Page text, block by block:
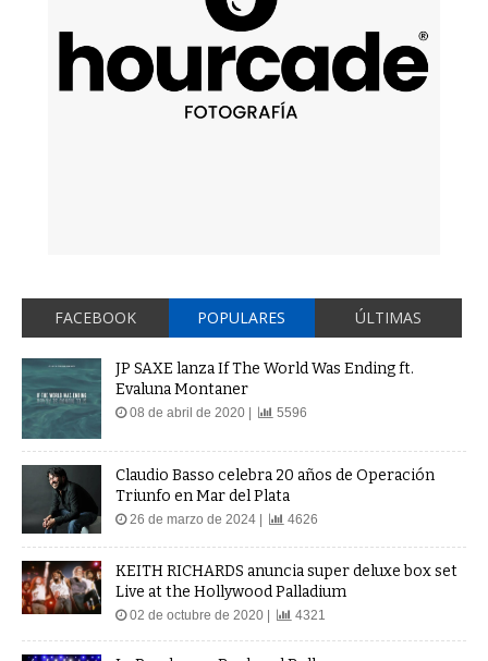
FACEBOOK POPULARES ÚLTIMAS
JP SAXE lanza If The World Was Ending ft.
Evaluna Montaner
08 de abril de 2020 | 5596
Claudio Basso celebra 20 años de Operación
Triunfo en Mar del Plata
26 de marzo de 2024 | 4626
KEITH RICHARDS anuncia super deluxe box set
Live at the Hollywood Palladium
02 de octubre de 2020 | 4321